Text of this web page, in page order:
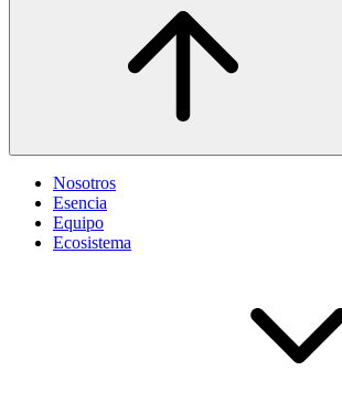
Nosotros
Esencia
Equipo
Ecosistema